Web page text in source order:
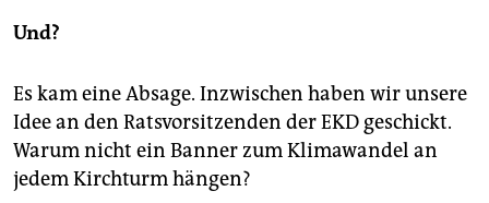
Und?
Es kam eine Absage. Inzwischen haben wir unsere
Idee an den Ratsvorsitzenden der EKD geschickt.
Warum nicht ein Banner zum Klimawandel an
jedem Kirchturm hängen?